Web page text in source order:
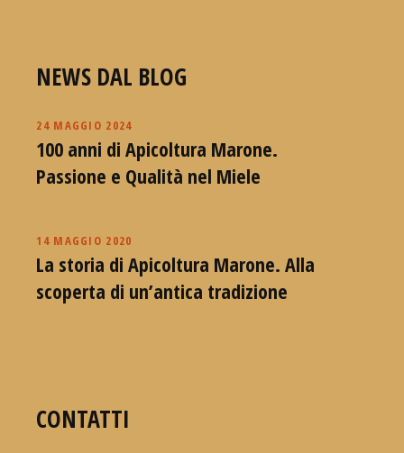
NEWS DAL BLOG
24 MAGGIO 2024
100 anni di Apicoltura Marone.
Passione e Qualità nel Miele
14 MAGGIO 2020
La storia di Apicoltura Marone. Alla
scoperta di un’antica tradizione
CONTATTI